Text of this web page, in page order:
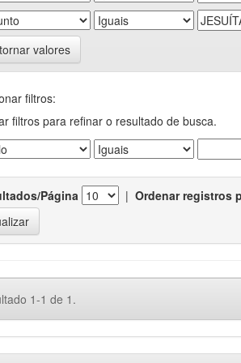
valores
filtros:
filtros para refinar o resultado de busca.
Página | Ordenar registros
1-1 de 1.